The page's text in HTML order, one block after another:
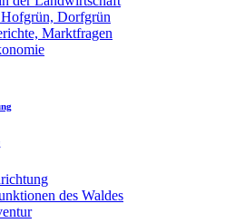
Dorfgrün
Marktfragen
des Waldes